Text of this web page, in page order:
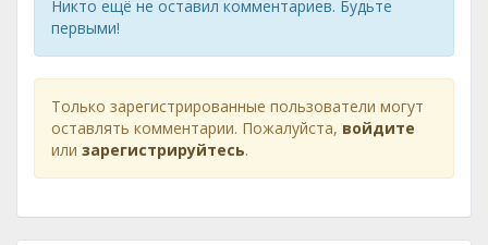
Никто ещё не оставил комментариев. Будьте
первыми!
Только зарегистрированные пользователи могут
оставлять комментарии. Пожалуйста, войдите
или зарегистрируйтесь.